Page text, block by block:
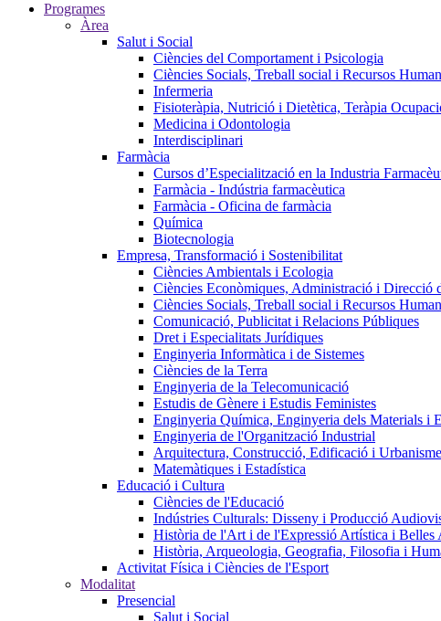
Programes
Àrea
Salut i Social
Ciències del Comportament i Psicologia
Ciències Socials, Treball social i Recursos
Infermeria
Fisioteràpia, Nutrició i Dietètica, Teràpia
Medicina i Odontologia
Interdisciplinari
Farmàcia
Cursos d’Especialització en la Industria
Farmàcia - Indústria farmacèutica
Farmàcia - Oficina de farmàcia
Química
Biotecnologia
Empresa, Transformació i Sostenibilitat
Ciències Ambientals i Ecologia
Ciències Econòmiques, Administració i Direcció
Ciències Socials, Treball social i Recursos
Comunicació, Publicitat i Relacions Públiques
Dret i Especialitats Jurídiques
Enginyeria Informàtica i de Sistemes
Ciències de la Terra
Enginyeria de la Telecomunicació
Estudis de Gènere i Estudis Feministes
Enginyeria Química, Enginyeria dels Materials i
Enginyeria de l'Organització Industrial
Arquitectura, Construcció, Edificació i
Matemàtiques i Estadística
Educació i Cultura
Ciències de l'Educació
Indústries Culturals: Disseny i Producció
Història de l'Art i de l'Expressió Artística i Belles
Història, Arqueologia, Geografia, Filosofia i
Activitat Física i Ciències de l'Esport
Modalitat
Presencial
Salut i Social